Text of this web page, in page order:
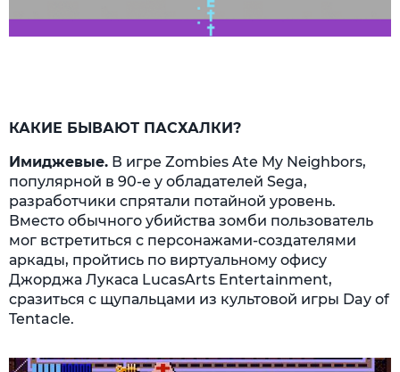
КАКИЕ БЫВАЮТ ПАСХАЛКИ?
Имиджевые. В игре Zombies Ate My Neighbors,
популярной в 90-е у обладателей Sega,
разработчики спрятали потайной уровень.
Вместо обычного убийства зомби пользователь
мог встретиться с персонажами-создателями
аркады, пройтись по виртуальному офису
Джорджа Лукаса LucasArts Entertainment,
сразиться с щупальцами из культовой игры Day of
Tentacle.